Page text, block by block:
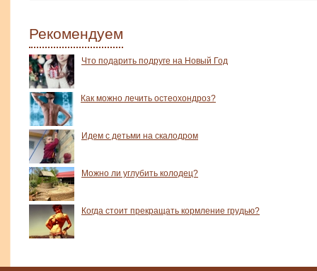
Рекомендуем
Что подарить подруге на Новый Год
Как можно лечить остеохондроз?
Идем с детьми на скалодром
Можно ли углубить колодец?
Когда стоит прекращать кормление грудью?